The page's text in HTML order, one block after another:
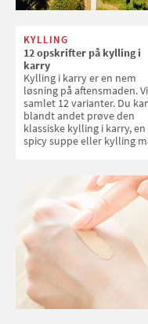
KYLLING
12 opskrifter på kylling i
karry
Kylling i karry er en nem
løsning på aftensmaden.
samlet 12 varianter. Du
blandt andet prøve den
klassiske kylling i karry, en
spicy suppe eller kylling